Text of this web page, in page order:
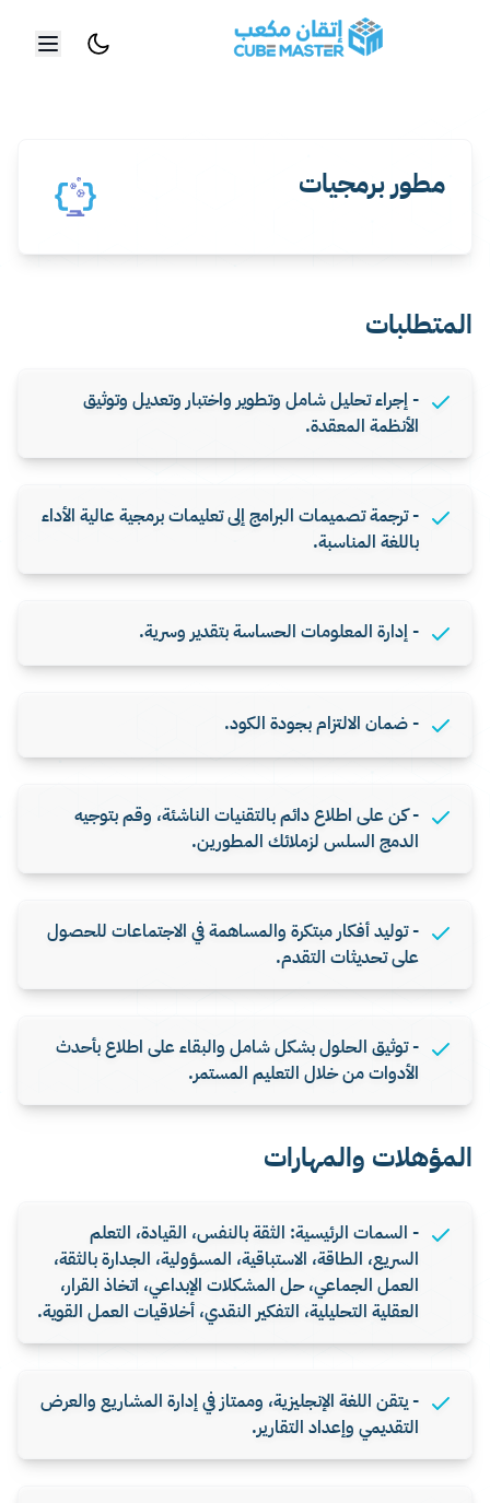
تخطي إلى المحتوى الرئيسي
مطور برمجيات
المتطلبات
- إجراء تحليل شامل وتطوير واختبار وتعديل وتوثيق
الأنظمة المعقدة.
- ترجمة تصميمات البرامج إلى تعليمات برمجية عالية الأداء
باللغة المناسبة.
- إدارة المعلومات الحساسة بتقدير وسرية.
- ضمان الالتزام بجودة الكود.
- كن على اطلاع دائم بالتقنيات الناشئة، وقم بتوجيه
الدمج السلس لزملائك المطورين.
- توليد أفكار مبتكرة والمساهمة في الاجتماعات للحصول
على تحديثات التقدم.
- توثيق الحلول بشكل شامل والبقاء على اطلاع بأحدث
الأدوات من خلال التعليم المستمر.
المؤهلات والمهارات
- السمات الرئيسية: الثقة بالنفس، القيادة، التعلم
السريع، الطاقة، الاستباقية، المسؤولية، الجدارة بالثقة،
العمل الجماعي، حل المشكلات الإبداعي، اتخاذ القرار،
العقلية التحليلية، التفكير النقدي، أخلاقيات العمل القوية.
- يتقن اللغة الإنجليزية، وممتاز في إدارة المشاريع والعرض
التقديمي وإعداد التقارير.